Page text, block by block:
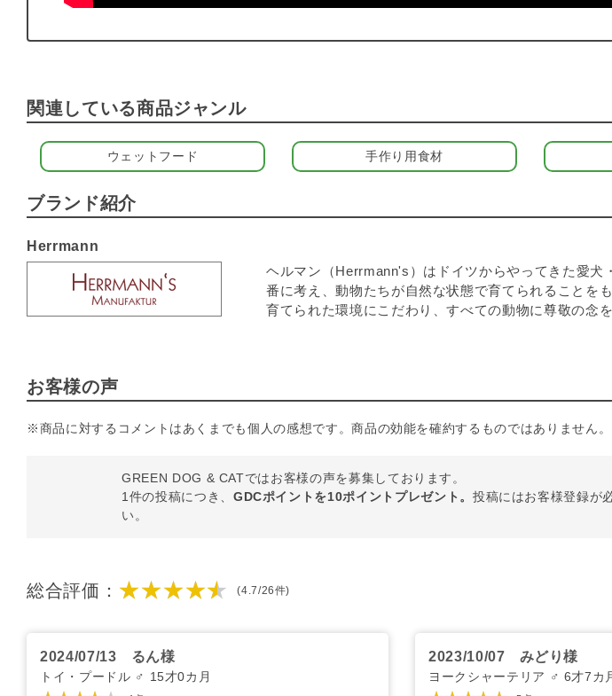
関連している商品ジャンル
ウェットフード 手作り用食材
ブランド紹介
Herrmann
ヘルマン（Herrmann's）はドイツからやってきた愛
番に考え、動物たちが自然な状態で育てられることを
育てられた環境にこだわり、すべての動物に尊敬の念
お客様の声
※商品に対するコメントはあくまでも個人の感想です。商品の効能を確約するものではありません。
GREEN DOG & CATではお客様の声を募集しております。
1件の投稿につき、 GDCポイントを10ポイントプレゼント。 投稿にはお客様登録が
い。
総合評価： ★★★★★ (4.7/26件)
2024/07/13 るん様
トイ・プードル ♂ 15才0カ月
2023/10/07 みどり様
ヨークシャーテリア ♂ 6才7カ